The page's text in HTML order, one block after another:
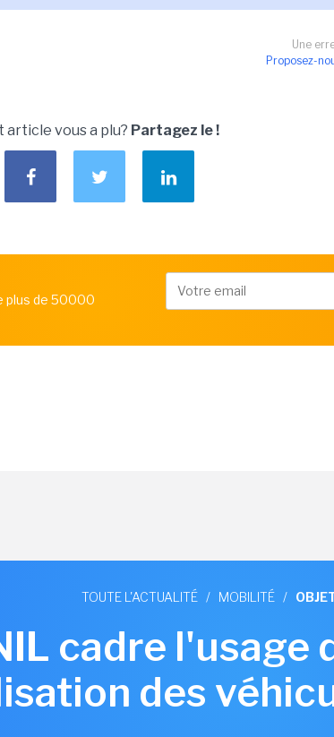
Une
Proposez-
article vous a plu? Partagez le !
plus de 50000
TOUTE L'ACTUALITÉ / MOBILITÉ /
cadre l'usage
des